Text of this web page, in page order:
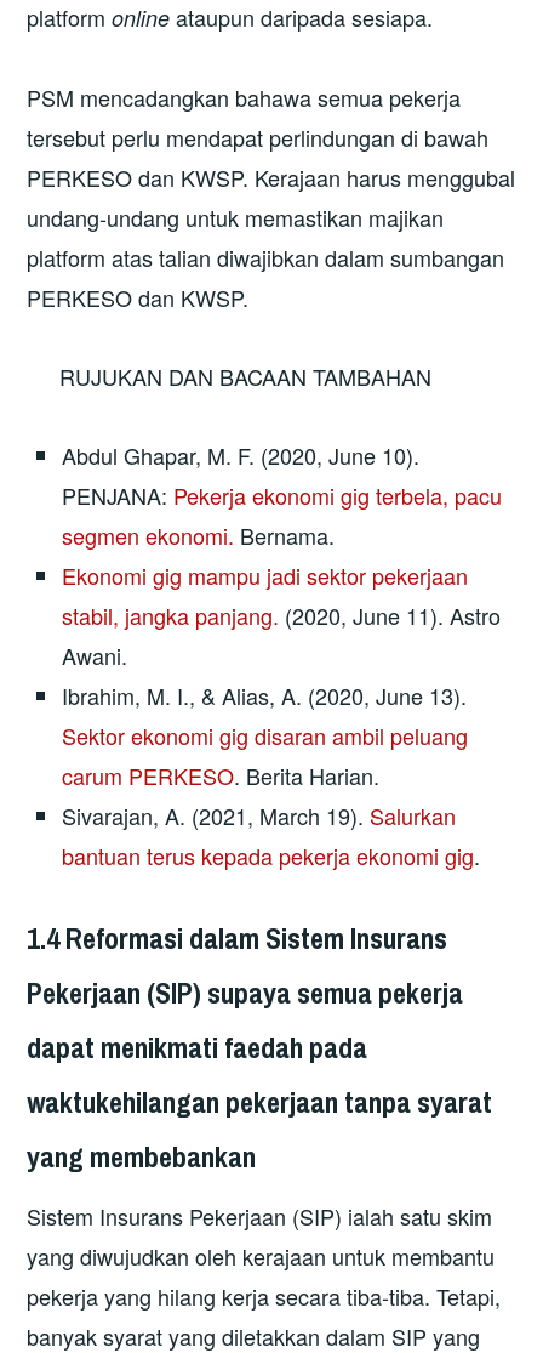
platformonlineataupun daripada sesiapa.
PSM mencadangkan bahawa semua pekerja
tersebut perlu mendapat perlindungan di bawah
PERKESO dan KWSP. Kerajaan harus menggubal
undang-undang untuk memastikan majikan
platform atas talian diwajibkan dalam sumbangan
PERKESO dan KWSP.
RUJUKAN DAN BACAAN TAMBAHAN
Abdul Ghapar, M. F. (2020, June 10).
PENJANA: Pekerja ekonomi gig terbela, pacu
segmen ekonomi. Bernama.
Ekonomi gig mampu jadi sektor pekerjaan
stabil, jangka panjang. (2020, June 11). Astro
Awani.
Ibrahim, M. I., & Alias, A. (2020, June 13).
Sektor ekonomi gig disaran ambil peluang
carum PERKESO. Berita Harian.
Sivarajan, A. (2021, March 19). Salurkan
bantuan terus kepada pekerja ekonomi gig.
1.4 Reformasi dalam Sistem Insurans
Pekerjaan (SIP) supaya semua pekerja
dapat menikmati faedah pada
waktukehilangan pekerjaan tanpa syarat
yang membebankan
Sistem Insurans Pekerjaan (SIP) ialah satu skim
yang diwujudkan oleh kerajaan untuk membantu
pekerja yang hilang kerja secara tiba-tiba. Tetapi,
banyak syarat yang diletakkan dalam SIP yang